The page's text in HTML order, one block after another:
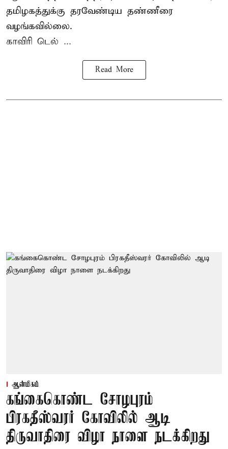
தமிழகத்துக்கு தரவேண்டிய தண்ணீரை
வழங்கவில்லை.
காவிரி டெல் ...
Read More
ஆன்மிகம்
கங்கைகொண்ட சோழபுரம்
பிரகதீஸ்வரர் கோவிலில் ஆடி
திருவாதிரை விழா நாளை நடக்கிறது